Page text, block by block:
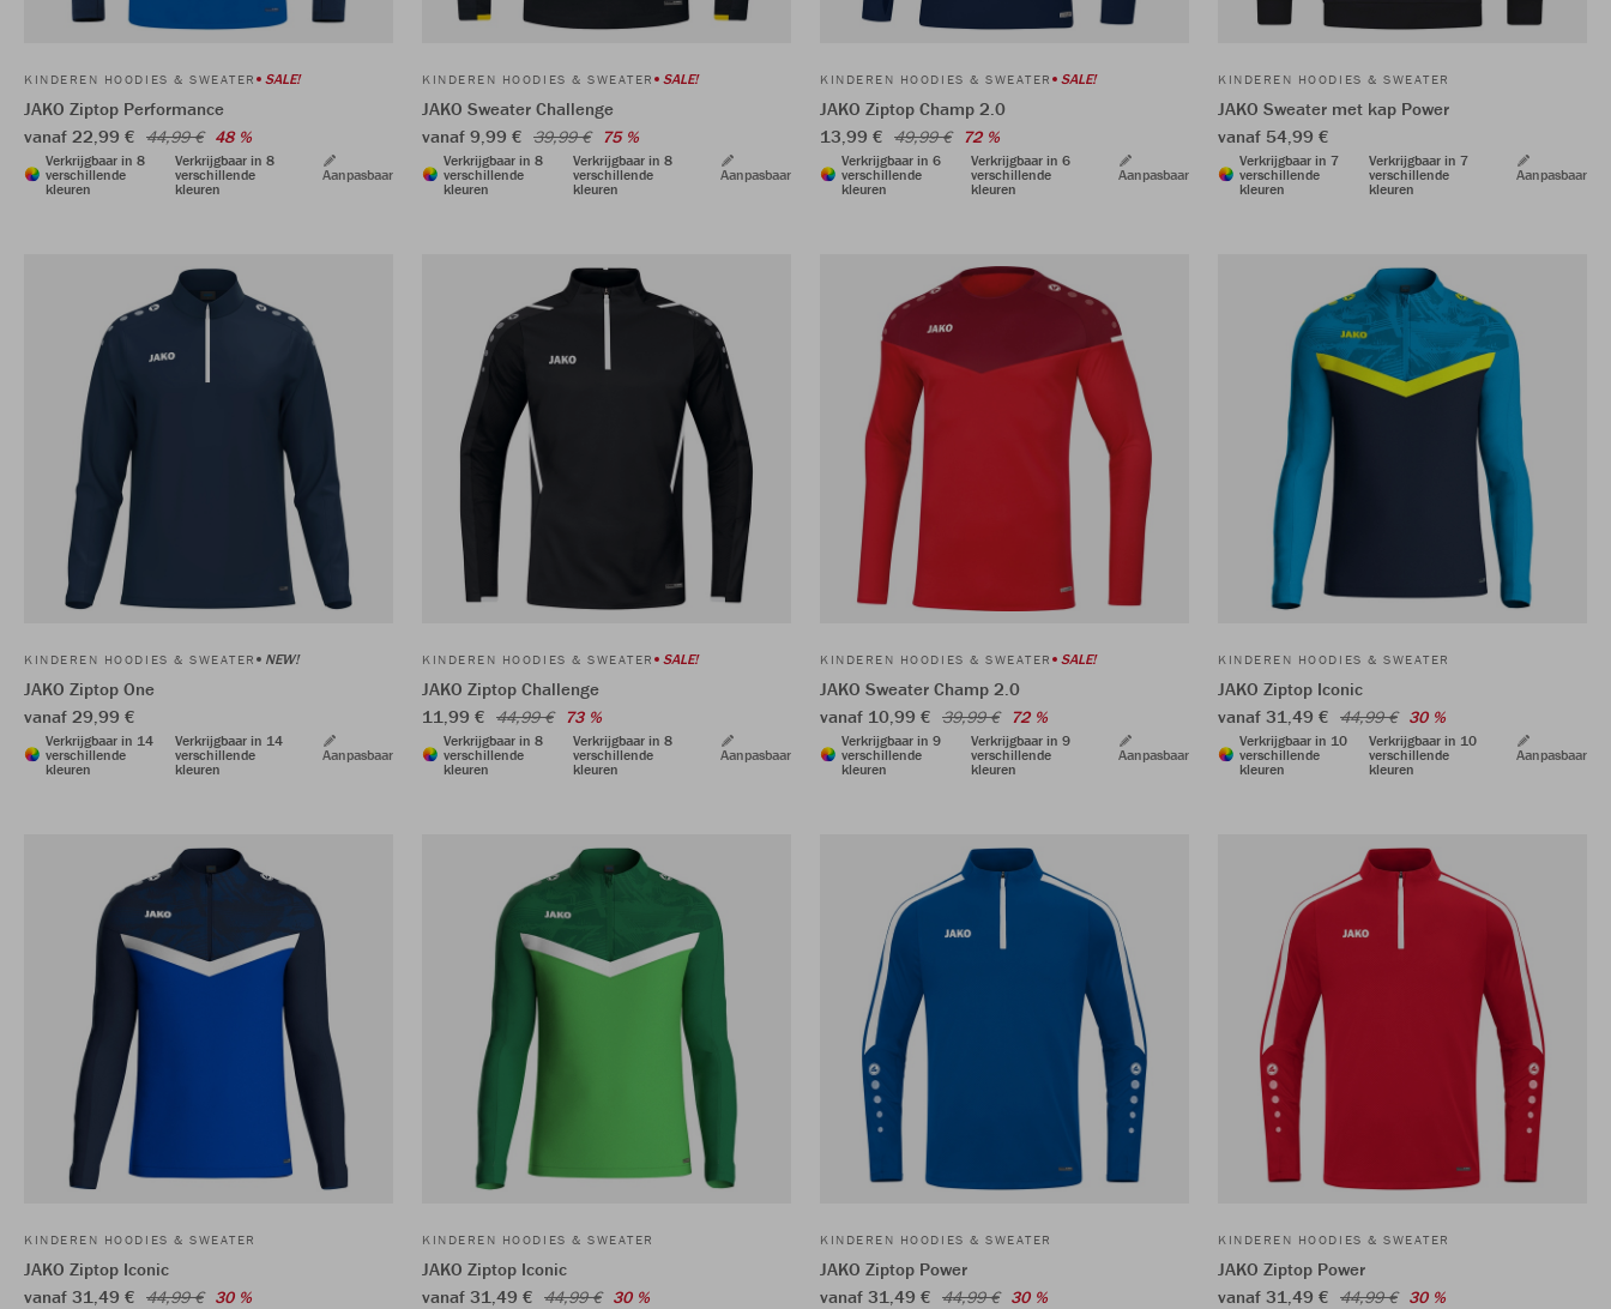
KINDEREN HOODIES & SWEATER SALE!
JAKO Ziptop Performance
vanaf 22,99 € 44,99 € 48 %
Verkrijgbaar in 8
verschillende
kleuren
Verkrijgbaar in 8
verschillende
kleuren
Aanpasbaar
KINDEREN HOODIES & SWEATER SALE!
JAKO Sweater Challenge
vanaf 9,99 € 39,99 € 75 %
Verkrijgbaar in 8
verschillende
kleuren
Verkrijgbaar in 8
verschillende
kleuren
Aanpasbaar
KINDEREN HOODIES & SWEATER SALE!
JAKO Ziptop Champ 2.0
13,99 € 49,99 € 72 %
Verkrijgbaar in 6
verschillende
kleuren
Verkrijgbaar in 6
verschillende
kleuren
Aanpasbaar
KINDEREN HOODIES & SWEATER
JAKO Sweater met kap Power
vanaf 54,99 €
Verkrijgbaar in 7
verschillende
kleuren
Verkrijgbaar in 7
verschillende
kleuren
Aanpasbaar
KINDEREN HOODIES & SWEATER NEW!
JAKO Ziptop One
vanaf 29,99 €
Verkrijgbaar in 14
verschillende
kleuren
Verkrijgbaar in 14
verschillende
kleuren
Aanpasbaar
KINDEREN HOODIES & SWEATER SALE!
JAKO Ziptop Challenge
11,99 € 44,99 € 73 %
Verkrijgbaar in 8
verschillende
kleuren
Verkrijgbaar in 8
verschillende
kleuren
Aanpasbaar
KINDEREN HOODIES & SWEATER SALE!
JAKO Sweater Champ 2.0
vanaf 10,99 € 39,99 € 72 %
Verkrijgbaar in 9
verschillende
kleuren
Verkrijgbaar in 9
verschillende
kleuren
Aanpasbaar
KINDEREN HOODIES & SWEATER
JAKO Ziptop Iconic
vanaf 31,49 € 44,99 € 30 %
Verkrijgbaar in 10
verschillende
kleuren
Verkrijgbaar in 10
verschillende
kleuren
Aanpasbaar
KINDEREN HOODIES & SWEATER
JAKO Ziptop Iconic
vanaf 31,49 € 44,99 € 30 %
KINDEREN HOODIES & SWEATER
JAKO Ziptop Iconic
vanaf 31,49 € 44,99 € 30 %
KINDEREN HOODIES & SWEATER
JAKO Ziptop Power
vanaf 31,49 € 44,99 € 30 %
KINDEREN HOODIES & SWEATER
JAKO Ziptop Power
vanaf 31,49 € 44,99 € 30 %